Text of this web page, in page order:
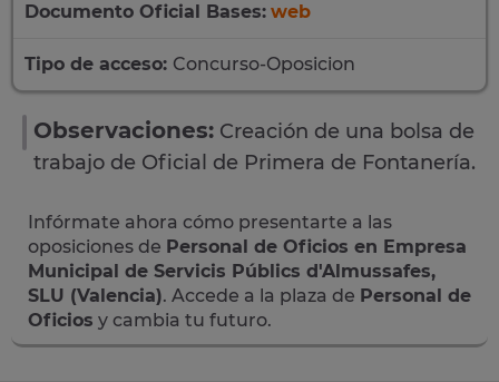
Documento Oficial Bases: web
Tipo de acceso: Concurso-Oposicion
Observaciones: Creación de una bolsa de
trabajo de Oficial de Primera de Fontanería.
Infórmate ahora cómo presentarte a las
oposiciones de Personal de Oficios en Empresa
Municipal de Servicis Públics d'Almussafes,
SLU (Valencia). Accede a la plaza de Personal de
Oficios y cambia tu futuro.